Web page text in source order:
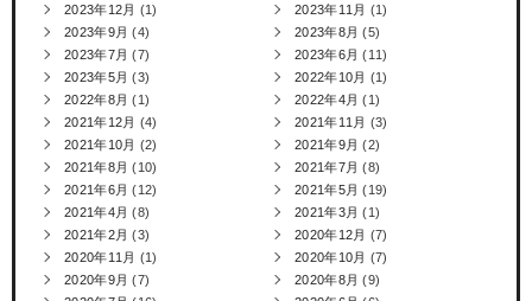
2023年12月 (1) 2023年11月 (1)
2023年9月 (4) 2023年8月 (5)
2023年7月 (7) 2023年6月 (11)
2023年5月 (3) 2022年10月 (1)
2022年8月 (1) 2022年4月 (1)
2021年12月 (4) 2021年11月 (3)
2021年10月 (2) 2021年9月 (2)
2021年8月 (10) 2021年7月 (8)
2021年6月 (12) 2021年5月 (19)
2021年4月 (8) 2021年3月 (1)
2021年2月 (3) 2020年12月 (7)
2020年11月 (1) 2020年10月 (7)
2020年9月 (7) 2020年8月 (9)